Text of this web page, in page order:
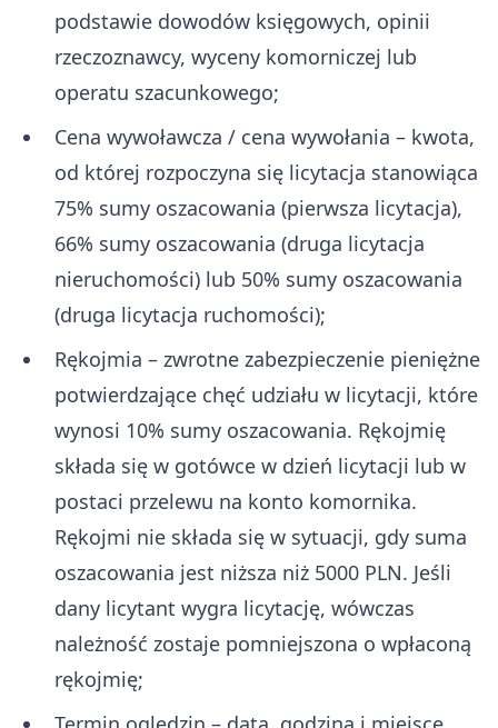
podstawie dowodów księgowych, opinii
rzeczoznawcy, wyceny komorniczej lub
operatu szacunkowego;
Cena wywoławcza / cena wywołania – kwota,
od której rozpoczyna się licytacja stanowiąca
75% sumy oszacowania (pierwsza licytacja),
66% sumy oszacowania (druga licytacja
nieruchomości) lub 50% sumy oszacowania
(druga licytacja ruchomości);
Rękojmia – zwrotne zabezpieczenie pieniężne
potwierdzające chęć udziału w licytacji, które
wynosi 10% sumy oszacowania. Rękojmię
składa się w gotówce w dzień licytacji lub w
postaci przelewu na konto komornika.
Rękojmi nie składa się w sytuacji, gdy suma
oszacowania jest niższa niż 5000 PLN. Jeśli
dany licytant wygra licytację, wówczas
należność zostaje pomniejszona o wpłaconą
rękojmię;